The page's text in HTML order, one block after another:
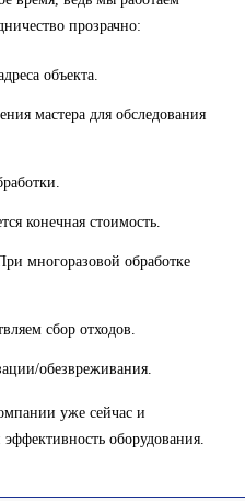
прозрачно:
объекта.
мастера для обследования
конечная стоимость.
многоразовой обработке
сбор отходов.
обезвреживания.
уже сейчас и
оборудования.